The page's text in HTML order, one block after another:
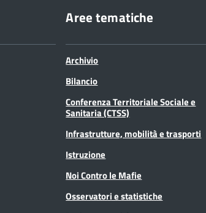
Aree tematiche
Archivio
Bilancio
Conferenza Territoriale Sociale e
Sanitaria (CTSS)
Infrastrutture, mobilità e trasporti
Istruzione
Noi Contro le Mafie
Osservatori e statistiche